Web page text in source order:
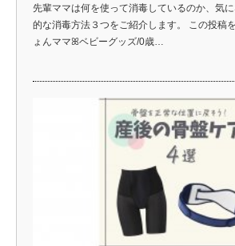
先輩ママは何を使って消毒しているのか、気
的な消毒方法３つをご紹介します。 この投稿
ょんママꕤベビーグッズ/0歳…